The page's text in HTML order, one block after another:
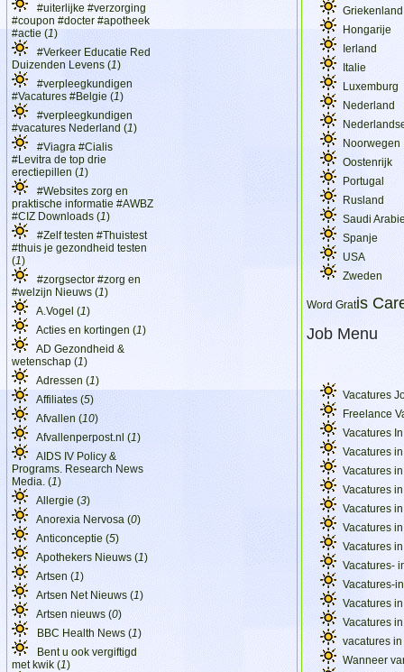
#uiterlijke #verzorging
#coupon #docter #apotheek
#actie (1)
#Verkeer Educatie Red
Duizenden Levens (1)
#verpleegkundigen
#Vacatures #Belgie (1)
#verpleegkundigen
#vacatures Nederland (1)
#Viagra #Cialis
#Levitra de top drie
erectiepillen (1)
#Websites zorg en
praktische informatie #AWBZ
#CIZ Downloads (1)
#Zelf testen #Thuistest
#thuis je gezondheid testen
(1)
#zorgsector #zorg en
#welzijn Nieuws (1)
A.Vogel (1)
Acties en kortingen (1)
AD Gezondheid &
wetenschap (1)
Adressen (1)
Affiliates (5)
Afvallen (10)
Afvallenperpost.nl (1)
AIDS IV Policy &
Programs. Research News
Media. (1)
Allergie (3)
Anorexia Nervosa (0)
Anticonceptie (5)
Apothekers Nieuws (1)
Artsen (1)
Artsen Net Nieuws (1)
Artsen nieuws (0)
BBC Health News (1)
Bent u ook vergiftigd
met kwik (1)
Griekenland
Hongarije
Ierland
Italie
Luxemburg
Nederland
Noorwegen
Oostenrijk
Portugal
Rusland
Saudi
Spanje
USA
Zweden
Word Gratis
Job Menu
Vacatures
Freelance
Vacatures
Vacatures
Vacatures
Vacatures
Vacatures
Vacatures
Vacatures
Vacatures-
Vacatures-
Vacatures
Vacatures
vacatures
Wanneer